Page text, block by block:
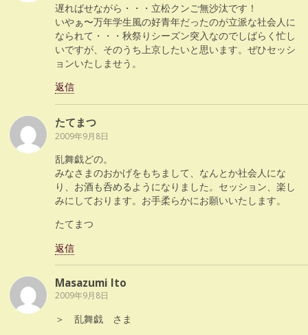
遅ればせながら・・・立松クンご無沙汰です！
いやぁ〜万年学生風の好青年だったのが立派な社会人に
なられて・・・秋祭りシーズン突入なのでしばらく忙し
いですが、そのうち上京したいと思います。ぜひセッシ
ョンいたしませう。
返信
たてまつ
2009年9月8日
乱舞戯どの。
みなさまのおかげをもちまして、なんとか社会人にな
り、お酒も呑めるようになりました。セッション、楽し
みにしております。お手柔らかにお願いいたします。
たてまつ
返信
Masazumi Ito
2009年9月8日
＞ 乱舞戯 さま